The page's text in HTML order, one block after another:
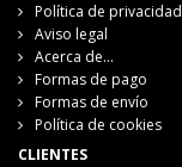
Política de privacidad
Aviso legal
Acerca de...
Formas de pago
Formas de envío
Política de cookies
CLIENTES